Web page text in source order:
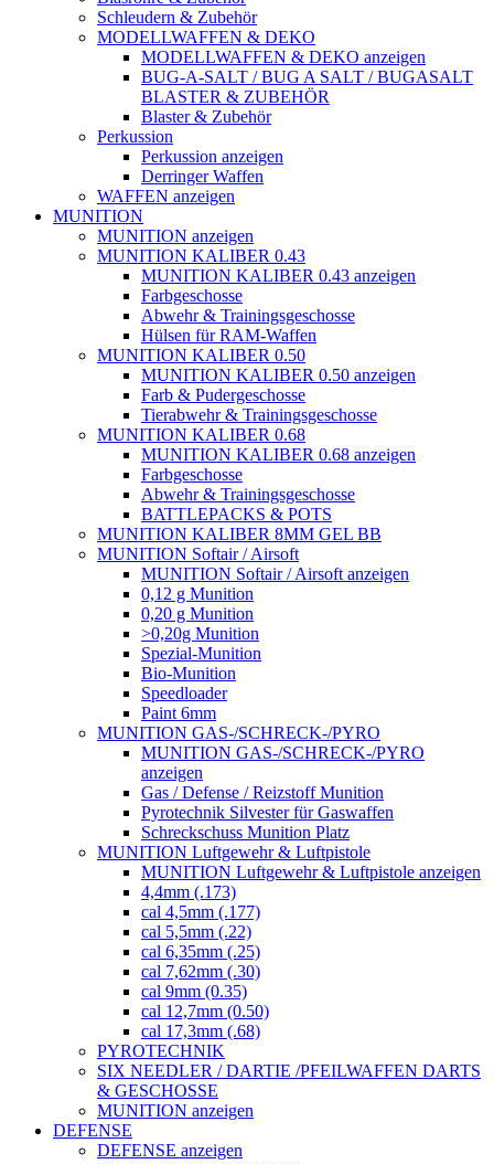
Schleudern & Zubehör
MODELLWAFFEN & DEKO
MODELLWAFFEN & DEKO anzeigen
BUG-A-SALT / BUG A SALT / BUGASALT
BLASTER & ZUBEHÖR
Blaster & Zubehör
Perkussion
Perkussion anzeigen
Derringer Waffen
WAFFEN anzeigen
MUNITION
MUNITION anzeigen
MUNITION KALIBER 0.43
MUNITION KALIBER 0.43 anzeigen
Farbgeschosse
Abwehr & Trainingsgeschosse
Hülsen für RAM-Waffen
MUNITION KALIBER 0.50
MUNITION KALIBER 0.50 anzeigen
Farb & Pudergeschosse
Tierabwehr & Trainingsgeschosse
MUNITION KALIBER 0.68
MUNITION KALIBER 0.68 anzeigen
Farbgeschosse
Abwehr & Trainingsgeschosse
BATTLEPACKS & POTS
MUNITION KALIBER 8MM GEL BB
MUNITION Softair / Airsoft
MUNITION Softair / Airsoft anzeigen
0,12 g Munition
0,20 g Munition
>0,20g Munition
Spezial-Munition
Bio-Munition
Speedloader
Paint 6mm
MUNITION GAS-/SCHRECK-/PYRO
MUNITION GAS-/SCHRECK-/PYRO
anzeigen
Gas / Defense / Reizstoff Munition
Pyrotechnik Silvester für Gaswaffen
Schreckschuss Munition Platz
MUNITION Luftgewehr & Luftpistole
MUNITION Luftgewehr & Luftpistole anzeigen
4,4mm (.173)
cal 4,5mm (.177)
cal 5,5mm (.22)
cal 6,35mm (.25)
cal 7,62mm (.30)
cal 9mm (0.35)
cal 12,7mm (0.50)
cal 17,3mm (.68)
PYROTECHNIK
SIX NEEDLER / DARTIE /PFEILWAFFEN DARTS
& GESCHOSSE
MUNITION anzeigen
DEFENSE
DEFENSE anzeigen